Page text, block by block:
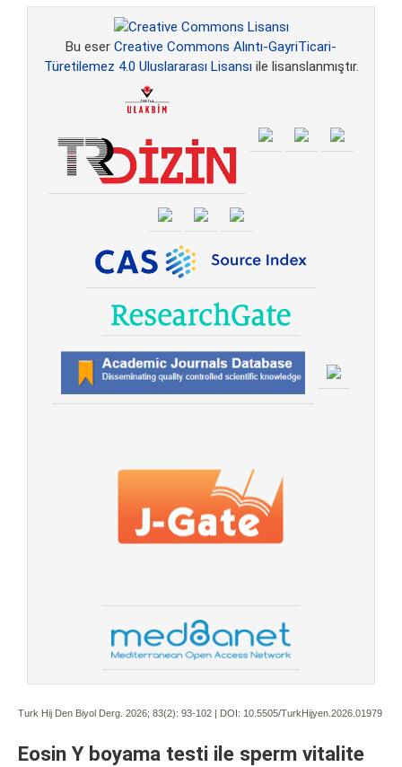
Bu eser Creative Commons Alıntı-GayriTicari-
Türetilemez 4.0 Uluslararası Lisansı ile lisanslanmıştır.
Turk Hij Den Biyol Derg. 2026; 83(2): 93-102 | DOI: 10.5505/TurkHijyen.2026.01979
Eosin Y boyama testi ile sperm vitalite